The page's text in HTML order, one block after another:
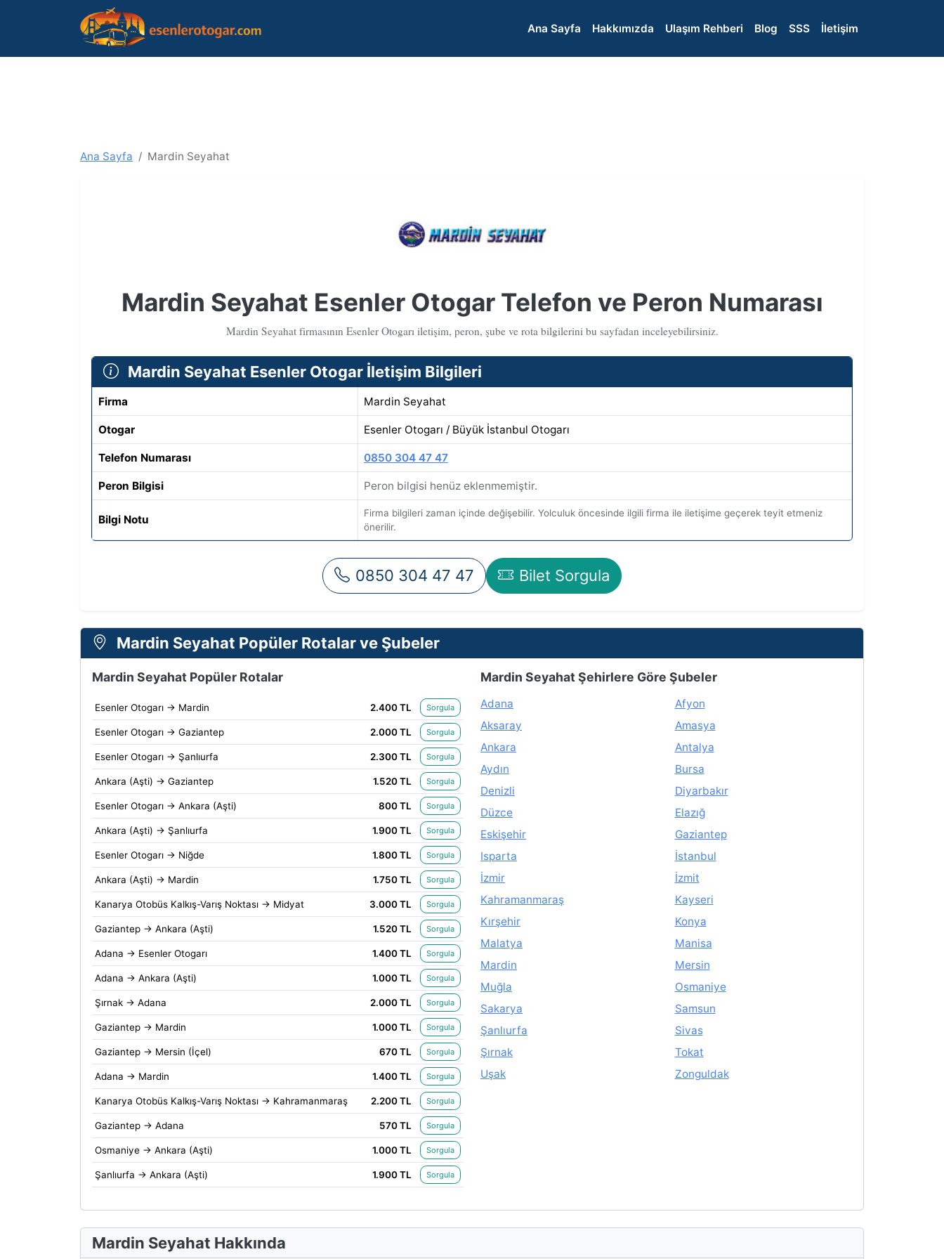
Ana Sayfa Hakkımızda Ulaşım Rehberi Blog SSS İletişim
Ana Sayfa Mardin Seyahat
Mardin Seyahat Esenler Otogar Telefon ve Peron Numarası
Mardin Seyahat firmasının Esenler Otogarı iletişim, peron, şube ve rota bilgilerini bu sayfadan inceleyebilirsiniz.
Mardin Seyahat Esenler Otogar İletişim Bilgileri
Firma Mardin Seyahat
Otogar Esenler Otogarı / Büyük İstanbul Otogarı
Telefon Numarası 0850 304 47 47
Peron Bilgisi Peron bilgisi henüz eklenmemiştir.
Bilgi Notu
Firma bilgileri zaman içinde değişebilir. Yolculuk öncesinde ilgili firma ile iletişime geçerek teyit etmeniz
önerilir.
0850 304 47 47 Bilet Sorgula
Mardin Seyahat Popüler Rotalar ve Şubeler
Mardin Seyahat Popüler Rotalar
Esenler Otogarı → Mardin 2.400 TL Sorgula
Esenler Otogarı → Gaziantep 2.000 TL Sorgula
Esenler Otogarı → Şanlıurfa 2.300 TL Sorgula
Ankara (Aşti) → Gaziantep 1.520 TL Sorgula
Esenler Otogarı → Ankara (Aşti) 800 TL Sorgula
Ankara (Aşti) → Şanlıurfa 1.900 TL Sorgula
Esenler Otogarı → Niğde 1.800 TL Sorgula
Ankara (Aşti) → Mardin 1.750 TL Sorgula
Kanarya Otobüs Kalkış-Varış Noktası → Midyat 3.000 TL Sorgula
Gaziantep → Ankara (Aşti) 1.520 TL Sorgula
Adana → Esenler Otogarı 1.400 TL Sorgula
Adana → Ankara (Aşti) 1.000 TL Sorgula
Şırnak → Adana 2.000 TL Sorgula
Gaziantep → Mardin 1.000 TL Sorgula
Gaziantep → Mersin (İçel) 670 TL Sorgula
Adana → Mardin 1.400 TL Sorgula
Kanarya Otobüs Kalkış-Varış Noktası → Kahramanmaraş 2.200 TL Sorgula
Gaziantep → Adana 570 TL Sorgula
Osmaniye → Ankara (Aşti) 1.000 TL Sorgula
Şanlıurfa → Ankara (Aşti) 1.900 TL Sorgula
Mardin Seyahat Şehirlere Göre Şubeler
Adana
Afyon
Aksaray
Amasya
Ankara
Antalya
Aydın
Bursa
Denizli
Diyarbakır
Düzce
Elazığ
Eskişehir
Gaziantep
Isparta
İstanbul
İzmir
İzmit
Kahramanmaraş
Kayseri
Kırşehir
Konya
Malatya
Manisa
Mardin
Mersin
Muğla
Osmaniye
Sakarya
Samsun
Şanlıurfa
Sivas
Şırnak
Tokat
Uşak
Zonguldak
Mardin Seyahat Hakkında